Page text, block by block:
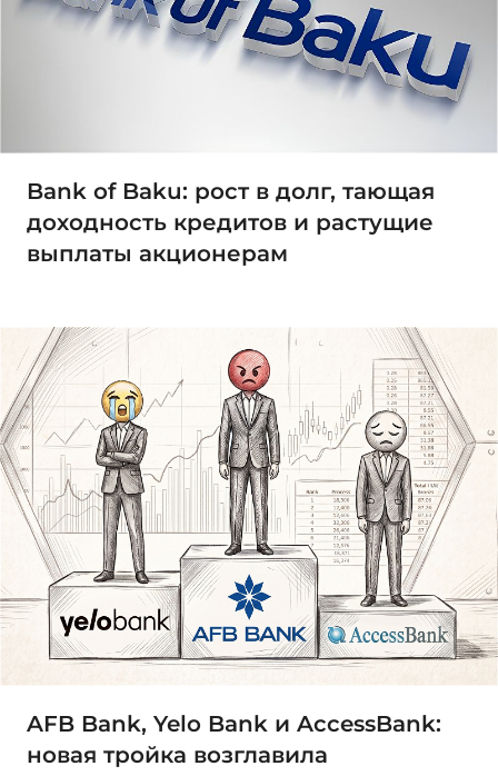
Bank of Baku: рост в долг, тающая
доходность кредитов и растущие
выплаты акционерам
AFB Bank, Yelo Bank и AccessBank:
новая тройка возглавила